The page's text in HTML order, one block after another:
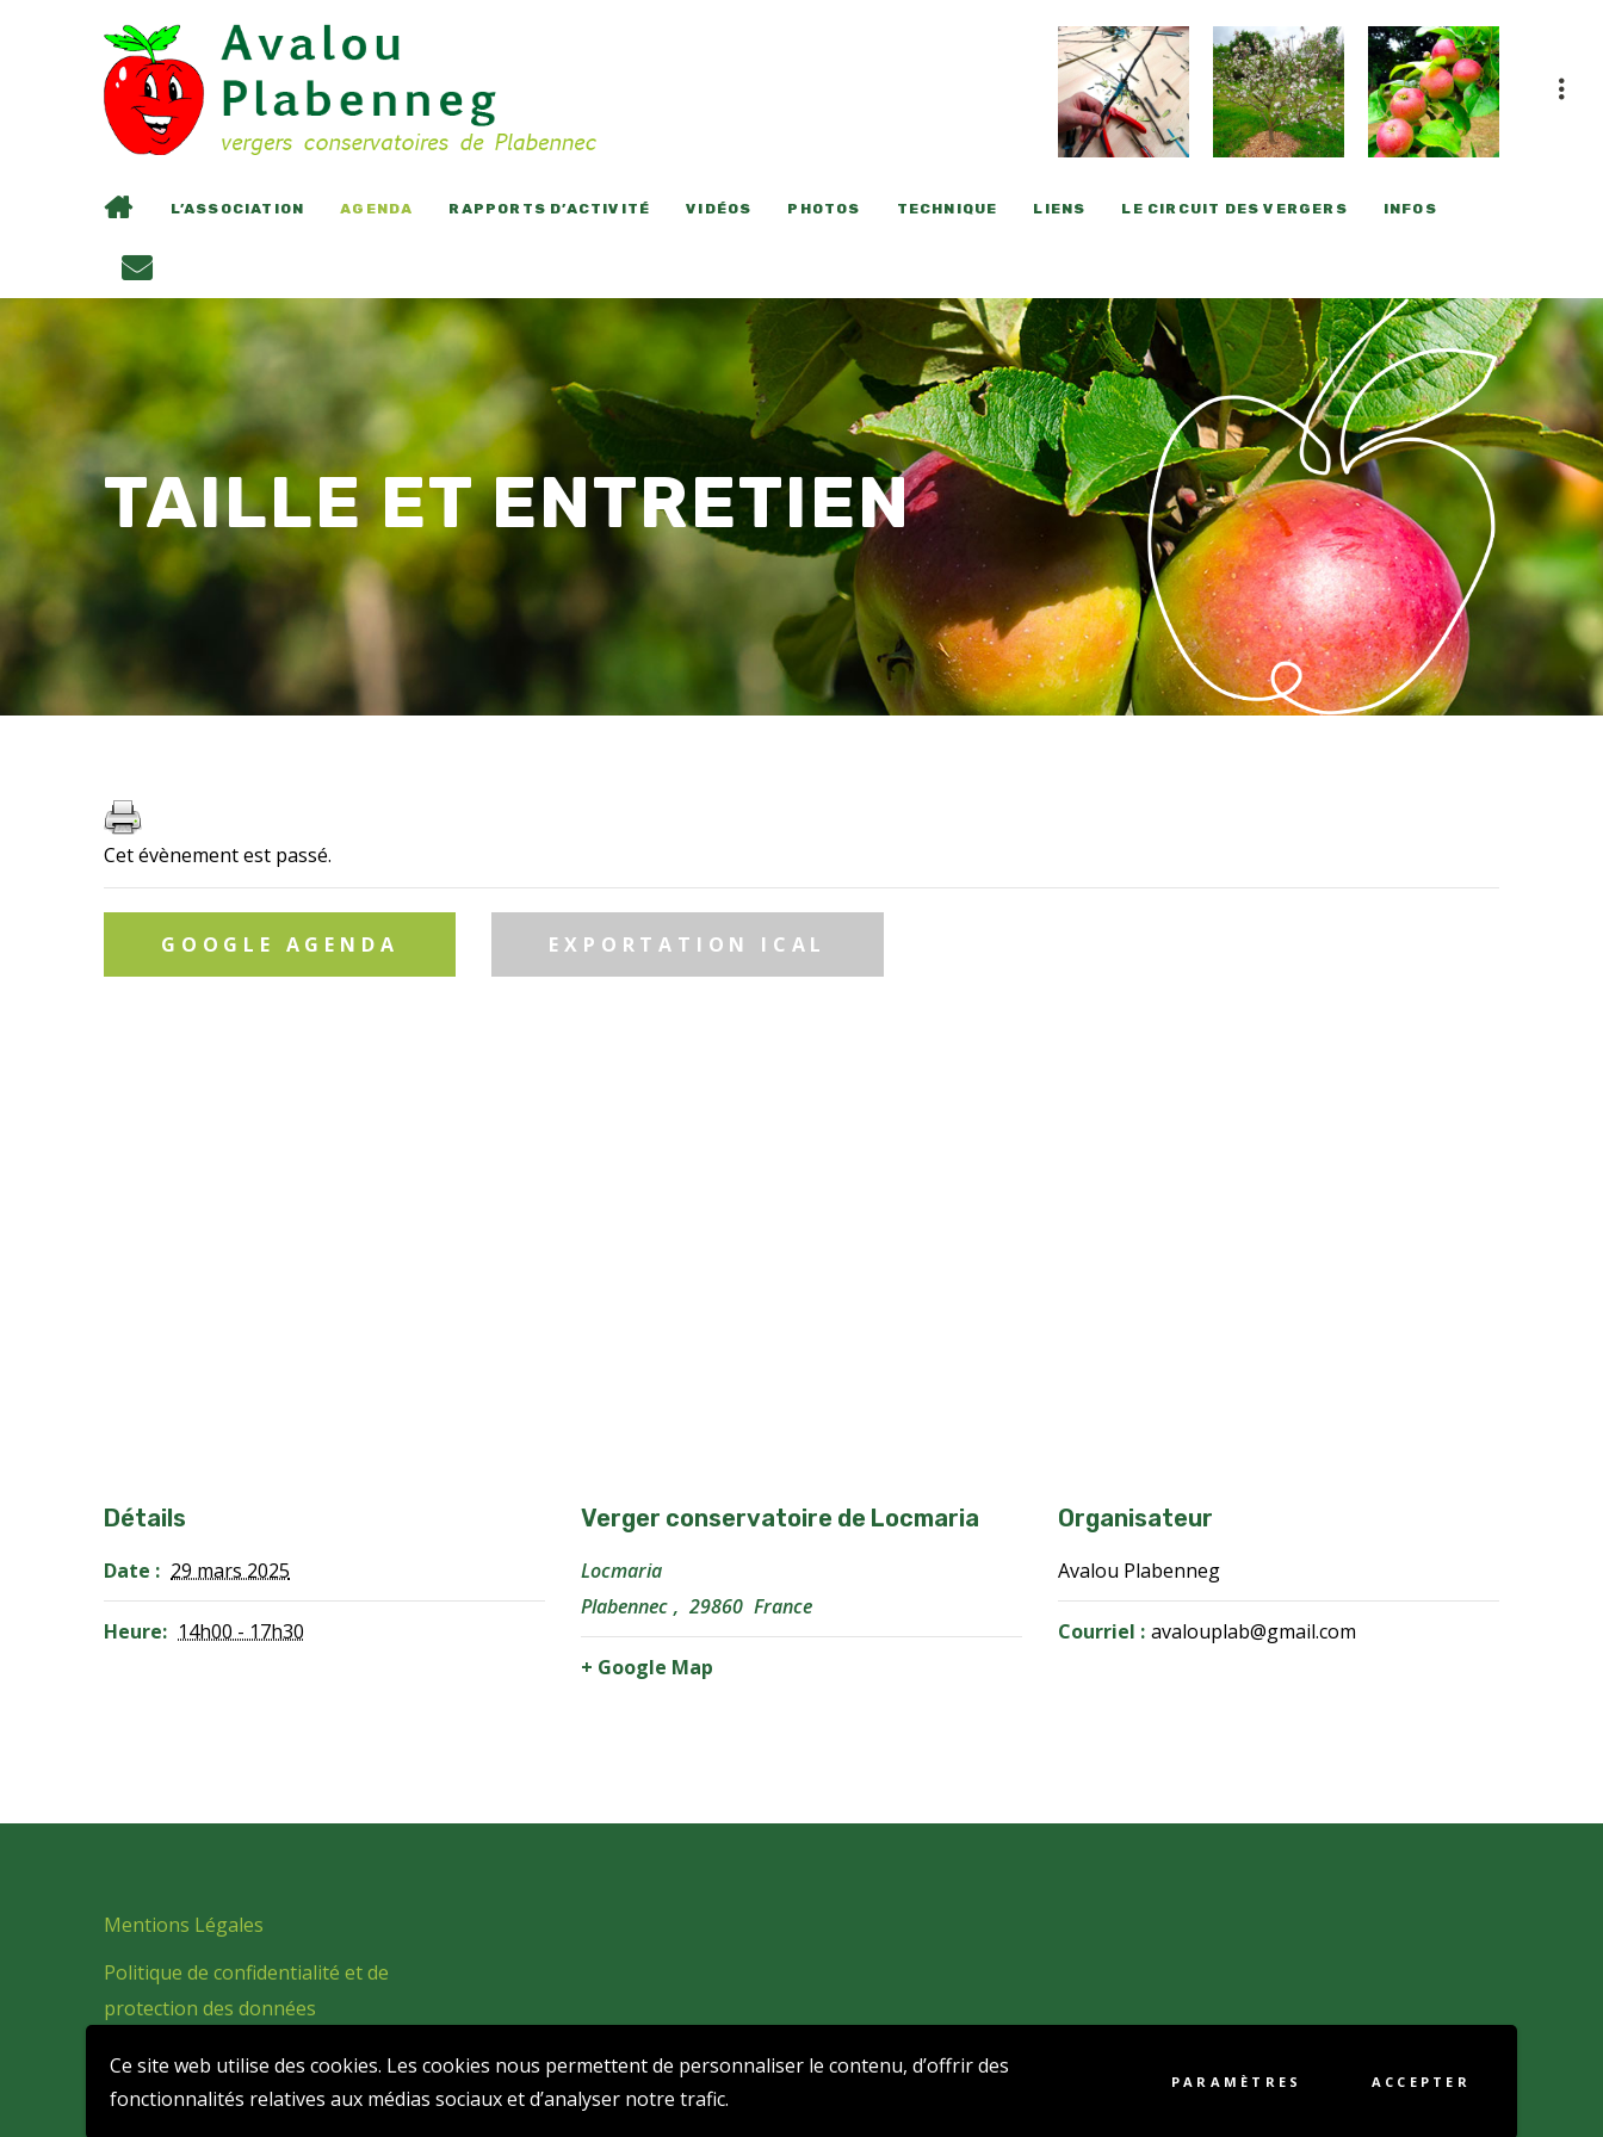
Ce site web utilise des cookies. Les cookies nous permettent de personnaliser le contenu, d’offrir des
fonctionnalités relatives aux médias sociaux et d’analyser notre trafic.
PARAMÈTRES ACCEPTER
L’ASSOCIATION AGENDA RAPPORTS D’ACTIVITÉ VIDÉOS PHOTOS TECHNIQUE LIENS LE CIRCUIT DES VERGERS INFOS
TAILLE ET ENTRETIEN
Cet évènement est passé.
GOOGLE AGENDA EXPORTATION ICAL
Détails
Date : 29 mars 2025
Heure: 14h00 - 17h30
Verger conservatoire de Locmaria
Locmaria
Plabennec , 29860 France
+ Google Map
Organisateur
Avalou Plabenneg
Courriel : avalouplab@gmail.com
Mentions Légales
Politique de confidentialité et de
protection des données